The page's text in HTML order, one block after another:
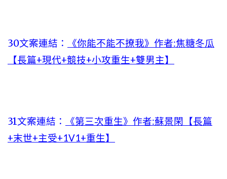
30文案連結：
《你能不能不撩我》作者:焦糖冬瓜
【長篇+現代+競技+小攻重生+雙男主】
31文案連結：
《第三次重生》作者:蘇景閑【長篇
+末世+主受+1V1+重生】